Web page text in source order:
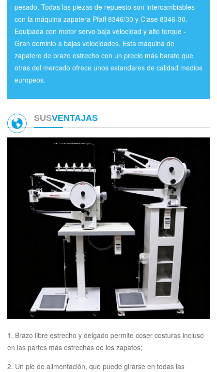
pesado. Todas las piezas de repuesto son intercambiables
con la máquina zapatera Pfaff 8346/30 y Clase 8346-30.
Equipada con motor servo baja velocidad y alto torque -
Gran dominio a bajas velocidades. Esta máquina de
zapatero de brazo estrecho con un precio más barato que
otras del mercado ofrece unos estandares de calidad medios
europeos.
SUSVENTAJAS
1. Brazo libre estrecho y delgado permite coser costuras incluso
en las partes más estrechas de los zapatos;
2. Un pie de alimentación, que puede girarse en todas las